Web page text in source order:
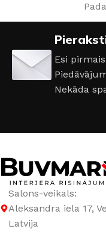
25×75cm
KOLEKCIJA Amelia
Esi
Nekāda
Salons-veikals:
Aleksandra iela 17,
Latvija